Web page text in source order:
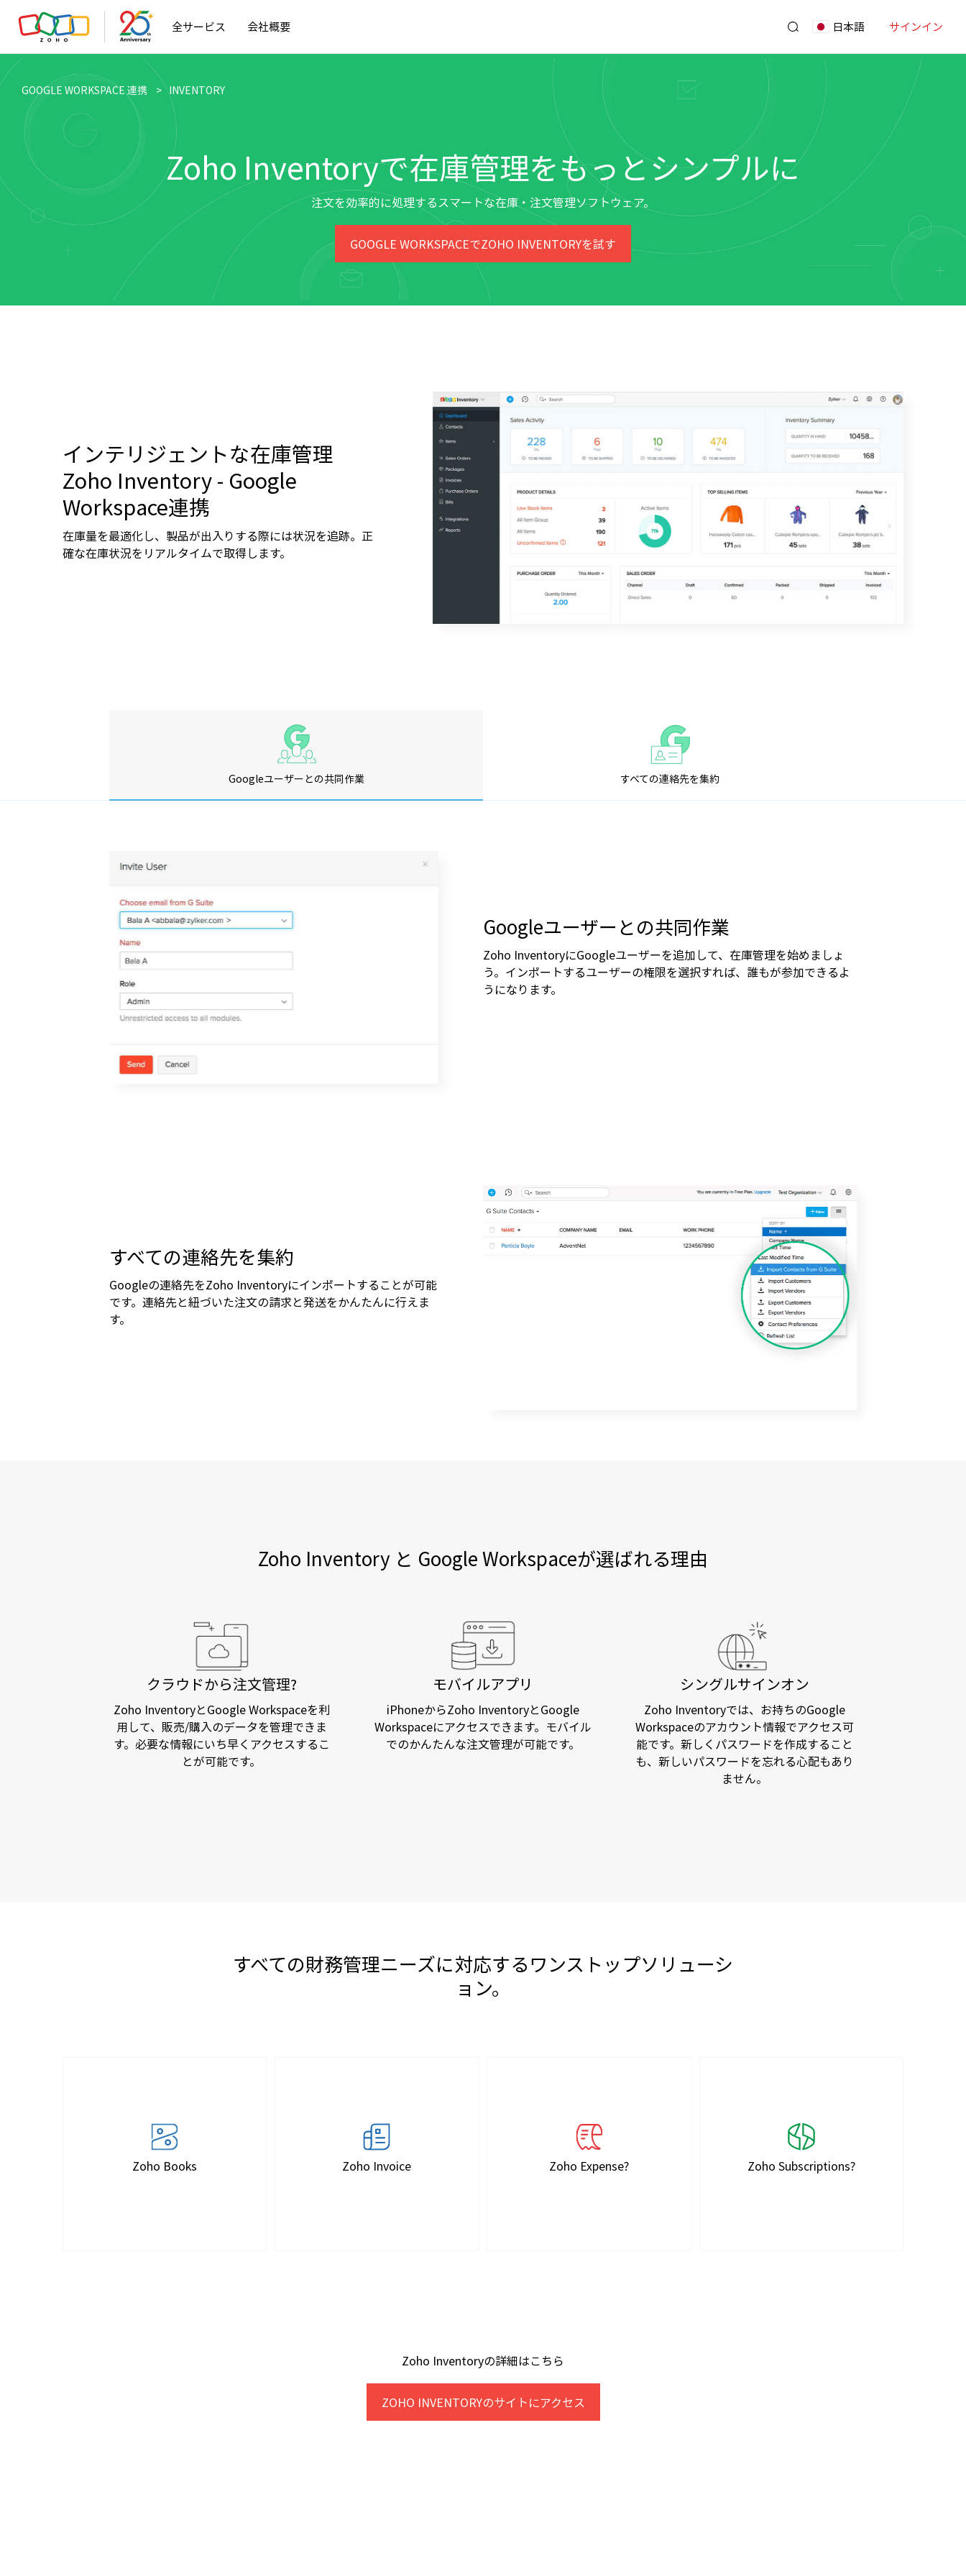
全サービス 会社概要 日本語 サインイン
GOOGLE WORKSPACE 連携 INVENTORY
Zoho Inventoryで在庫管理をもっとシンプルに
注文を効率的に処理するスマートな在庫・注文管理ソフトウェア。
GOOGLE WORKSPACEでZOHO INVENTORYを試す
インテリジェントな在庫管理
Zoho Inventory - Google
Workspace連携
在庫量を最適化し、製品が出入りする際には状況を追跡。正
確な在庫状況をリアルタイムで取得します。
Googleユーザーとの共同作業 すべての連絡先を集約
Googleユーザーとの共同作業
Zoho InventoryにGoogleユーザーを追加して、在庫管理を始めましょ
う。インポートするユーザーの権限を選択すれば、誰もが参加できるよ
うになります。
すべての連絡先を集約
Googleの連絡先をZoho Inventoryにインポートすることが可能
です。連絡先と紐づいた注文の請求と発送をかんたんに行えま
す。
Zoho Inventory と Google Workspaceが選ばれる理由
クラウドから注文管理?
Zoho InventoryとGoogle Workspaceを利
用して、販売/購入のデータを管理できま
す。必要な情報にいち早くアクセスするこ
とが可能です。
モバイルアプリ
iPhoneからZoho InventoryとGoogle
Workspaceにアクセスできます。モバイル
でのかんたんな注文管理が可能です。
シングルサインオン
Zoho Inventoryでは、お持ちのGoogle
Workspaceのアカウント情報でアクセス可
能です。新しくパスワードを作成すること
も、新しいパスワードを忘れる心配もあり
ません。
すべての財務管理ニーズに対応するワンストップソリューシ
ョン。
Zoho Books Zoho Invoice Zoho Expense? Zoho Subscriptions?
Zoho Inventoryの詳細はこちら
ZOHO INVENTORYのサイトにアクセス